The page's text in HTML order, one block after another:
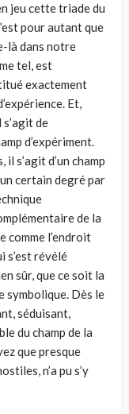
jeu cette triade du
pour autant que
là dans notre
tel, est
exactement
Et,
de
d’expériment.
il s’agit d’un champ
certain degré par
de la
comme l’endroit
s’est révélé
sûr, que ce soit la
symbolique. Dès le
séduisant,
du champ de la
que presque
n’a pu s’y